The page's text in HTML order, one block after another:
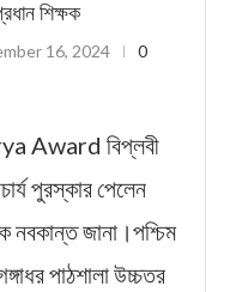
শিক্ষক
16, 2024
0
Award বিপ্লবী
পুরস্কার পেলেন
নবকান্ত জানা।পশ্চিম
পাঠশালা উচ্চতর